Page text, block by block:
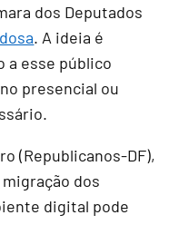
dos Deputados
. A ideia é
a esse público
presencial ou
(Republicanos-DF),
dos
digital pode